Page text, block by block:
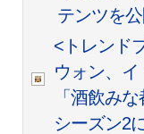
テンツを公
<トレンド
ウォン、
「酒飲み
シーズン2